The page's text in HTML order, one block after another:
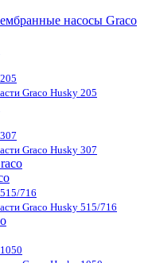
насосы Graco
Graco Husky 205
Graco Husky 307
716
Graco Husky 515/716